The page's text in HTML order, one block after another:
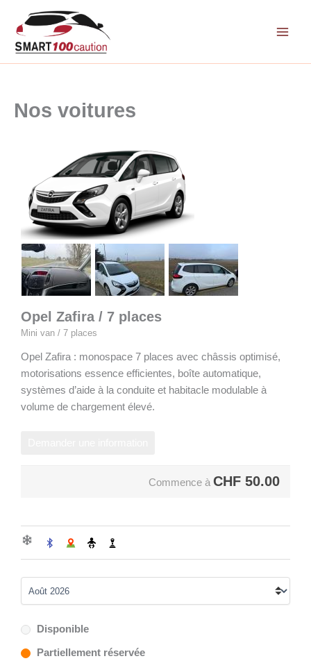
contenu
Nos voitures
Opel Zafira / 7 places
Mini van / 7 places
Opel Zafira : monospace 7 places avec châssis optimisé,
motorisations essence efficientes, boîte automatique,
systèmes d’aide à la conduite et habitacle modulable à
volume de chargement élevé.
Commence à CHF 50.00
Disponible
Partiellement réservée